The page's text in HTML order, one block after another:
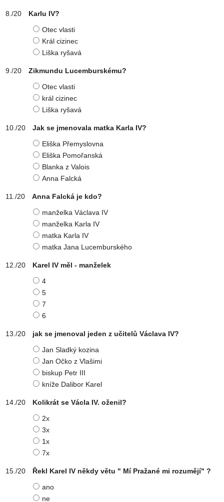
Karlu IV?
Otec vlasti
Král cizinec
Liška ryšavá
Zikmundu Lucemburskému?
Otec vlasti
král cizinec
Liška ryšavá
Jak se jmenovala matka Karla IV?
Eliška Přemyslovna
Eliška Pomořanská
Blanka z Valois
Anna Falcká
Anna Falcká je kdo?
manželka Václava IV
manželka Karla IV
matka Karla IV
matka Jana Lucemburského
Karel IV měl - manželek
4
5
7
6
jak se jmenoval jeden z učitelů Václava IV?
Jan Sladký kozina
Jan Očko z Vlašimi
biskup Petr III
kníže Dalibor Karel
Kolikrát se Václa IV. oženil?
2x
3x
1x
7x
Řekl Karel IV někdy větu " Mí Pražané mi rozumějí" ?
ano
ne